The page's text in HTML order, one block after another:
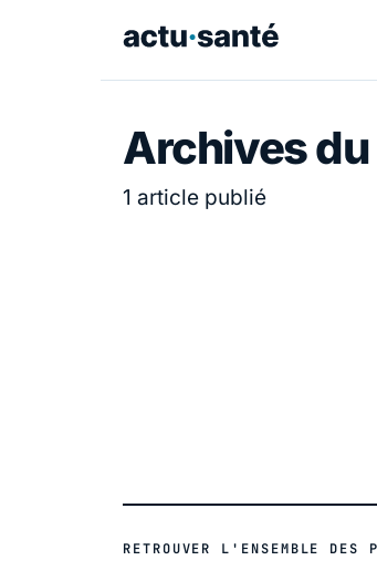
Archives
1 article publié
RETROUVER L'ENSEMBLE DES